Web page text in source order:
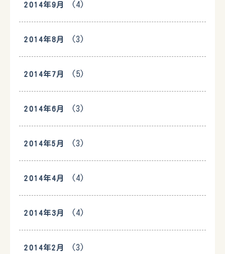
2014年9月 (4)
2014年8月 (3)
2014年7月 (5)
2014年6月 (3)
2014年5月 (3)
2014年4月 (4)
2014年3月 (4)
2014年2月 (3)